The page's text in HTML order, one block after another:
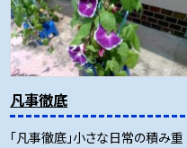
凡事徹底
「凡事徹底」小さな日常の積み重